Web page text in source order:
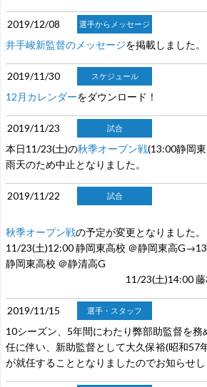
2019/12/08 選手からメッセージ
井手峻新監督のメッセージを掲載しました。
2019/11/30 スケジュール
12月カレンダーをダウンロード！
2019/11/23 試合
本日11/23(土)の秋季オープン戦(13:00静岡
雨天のため中止となりました。
2019/11/22 試合
秋季オープン戦の予定が変更となりました。
11/23(土)12:00 静岡東高校 ＠静岡東高G→
静岡東高校 ＠静清高G
11/23(土)14:00 藤枝東
2019/11/15 選手・スタッフ
10シーズン、5年間にわたり弊部助監督を務
任に伴い、新助監督として大久保裕(昭和57
が就任することとなりましたのでお知らせし